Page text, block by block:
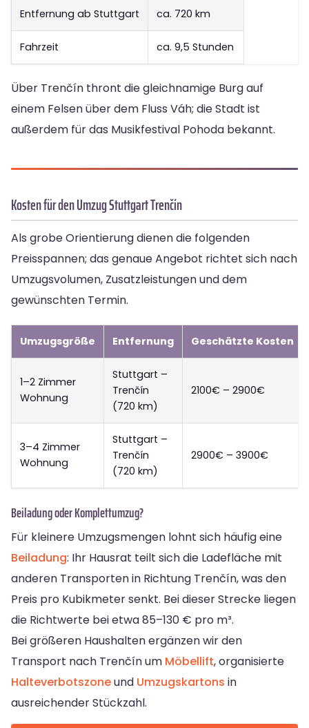
Entfernung ab Stuttgart ca. 720 km
Fahrzeit ca. 9,5 Stunden
Über Trenčín thront die gleichnamige Burg auf
einem Felsen über dem Fluss Váh; die Stadt ist
außerdem für das Musikfestival Pohoda bekannt.
Kosten für den Umzug Stuttgart Trenčín
Als grobe Orientierung dienen die folgenden
Preisspannen; das genaue Angebot richtet sich nach
Umzugsvolumen, Zusatzleistungen und dem
gewünschten Termin.
Umzugsgröße Entfernung Geschätzte Kosten
1–2 Zimmer
Wohnung
Stuttgart –
Trenčín
(720 km)
2100€ – 2900€
3–4 Zimmer
Wohnung
Stuttgart –
Trenčín
(720 km)
2900€ – 3900€
Beiladung oder Komplettumzug?
Für kleinere Umzugsmengen lohnt sich häufig eine
Beiladung: Ihr Hausrat teilt sich die Ladefläche mit
anderen Transporten in Richtung Trenčín, was den
Preis pro Kubikmeter senkt. Bei dieser Strecke liegen
die Richtwerte bei etwa 85–130 € pro m³.
Bei größeren Haushalten ergänzen wir den
Transport nach Trenčín um Möbellift, organisierte
Halteverbotszoneund Umzugskartons in
ausreichender Stückzahl.